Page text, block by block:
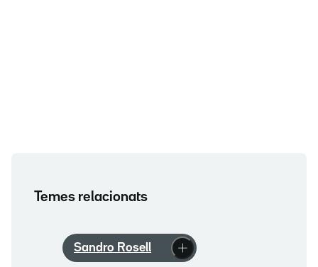
Temes relacionats
Sandro Rosell